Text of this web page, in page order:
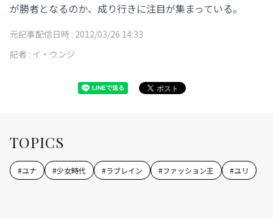
が勝者となるのか、成り行きに注目が集まっている。
元記事配信日時 : 2012/03/26 14:33
記者 : イ・ウンジ
TOPICS
#ユナ #少女時代 #ラブレイン #ファッション王 #ユリ